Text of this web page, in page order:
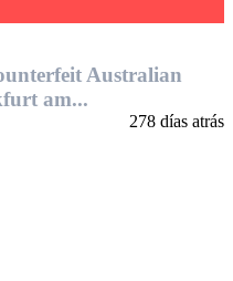
Australian
am...
278 días atrás